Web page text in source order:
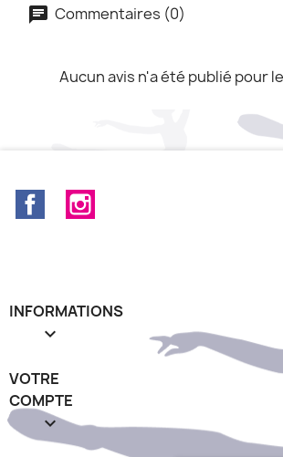
Commentaires (0)
Aucun avis n'a été publié pour
Facebook
INFORMATIONS

VOTRE
COMPTE
